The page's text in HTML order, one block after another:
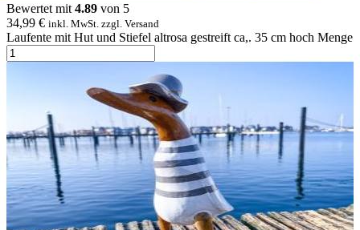
Bewertet mit 4.89 von 5
34,99 € inkl. MwSt. zzgl. Versand
Laufente mit Hut und Stiefel altrosa gestreift ca,. 35 cm hoch Menge